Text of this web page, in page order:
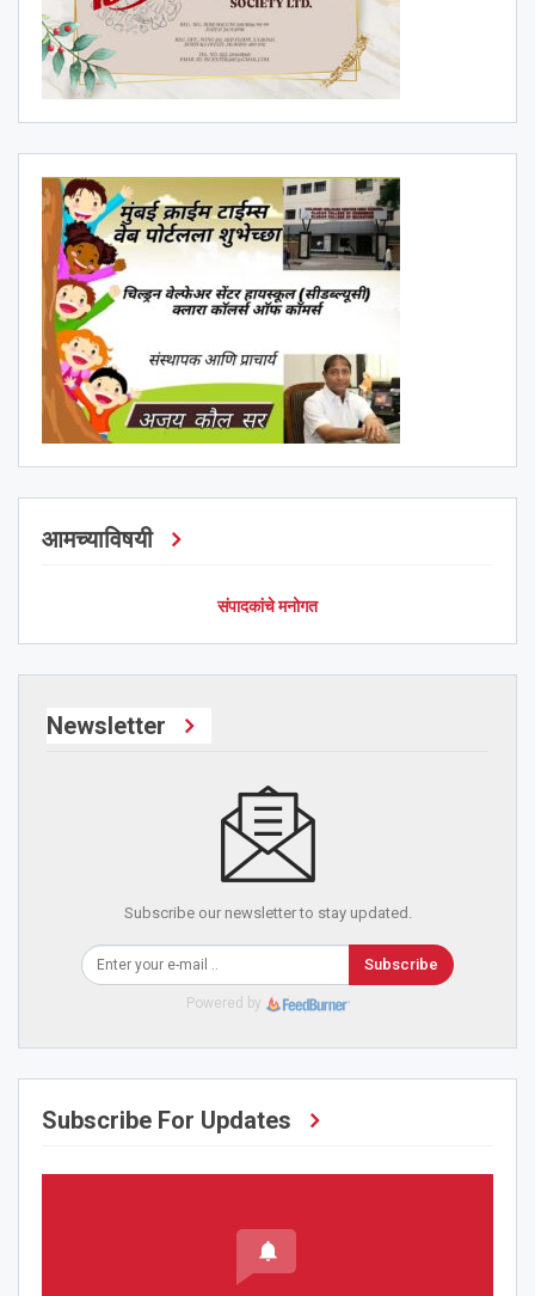
आमच्याविषयी
संपादकांचे मनोगत
Newsletter
Subscribe our newsletter to stay updated.
Subscribe
Powered by
Subscribe For Updates